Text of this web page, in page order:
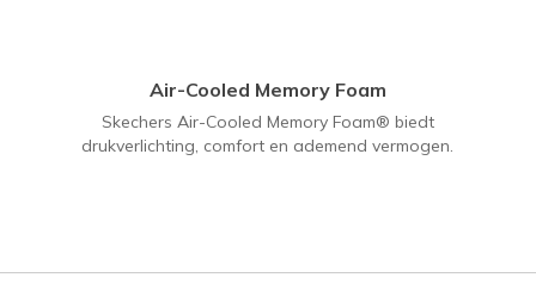
Air-Cooled Memory Foam
Skechers Air-Cooled Memory Foam® biedt
drukverlichting, comfort en ademend vermogen.